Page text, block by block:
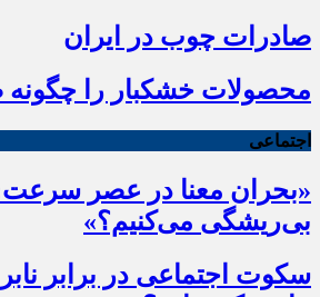
صادرات چوب در ایران
محصولات خشکبار را چگونه
اجتماعی
«بحران معنا در عصر
بی‌ریشگی می‌کنیم؟»
سکوت اجتماعی در برابر